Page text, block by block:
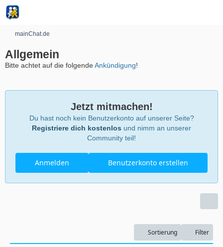
mainChat.de
Allgemein
Bitte achtet auf die folgendeAnkündigung!
Jetzt mitmachen!
Du hast noch kein Benutzerkonto auf unserer Seite?
Registriere dich kostenlos und nimm an unserer
Community teil!
Benutzerkonto erstellen
Anmelden
Sortierung Filter